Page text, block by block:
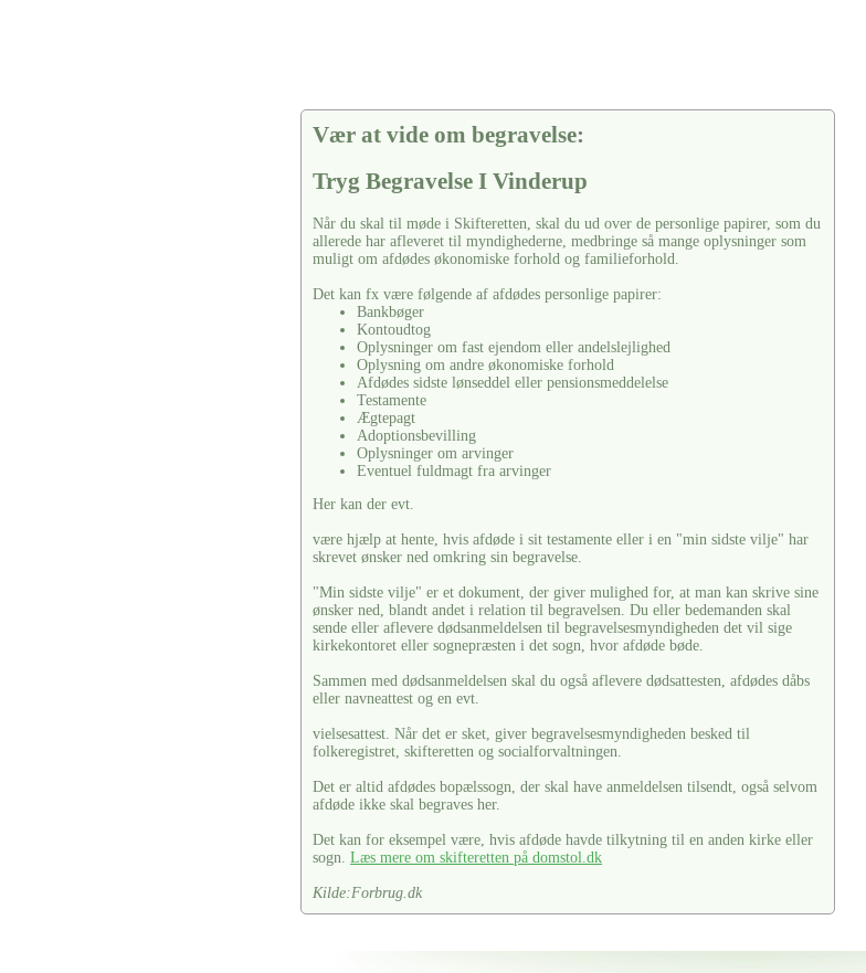
Vær at vide om begravelse:
Tryg Begravelse I Vinderup
Når du skal til møde i Skifteretten, skal du ud over de personlige papirer, som du
allerede har afleveret til myndighederne, medbringe så mange oplysninger som
muligt om afdødes økonomiske forhold og familieforhold.
Det kan fx være følgende af afdødes personlige papirer:
Bankbøger
Kontoudtog
Oplysninger om fast ejendom eller andelslejlighed
Oplysning om andre økonomiske forhold
Afdødes sidste lønseddel eller pensionsmeddelelse
Testamente
Ægtepagt
Adoptionsbevilling
Oplysninger om arvinger
Eventuel fuldmagt fra arvinger
Her kan der evt.
være hjælp at hente, hvis afdøde i sit testamente eller i en "min sidste vilje" har
skrevet ønsker ned omkring sin begravelse.
"Min sidste vilje" er et dokument, der giver mulighed for, at man kan skrive sine
ønsker ned, blandt andet i relation til begravelsen. Du eller bedemanden skal
sende eller aflevere dødsanmeldelsen til begravelsesmyndigheden det vil sige
kirkekontoret eller sognepræsten i det sogn, hvor afdøde bøde.
Sammen med dødsanmeldelsen skal du også aflevere dødsattesten, afdødes dåbs
eller navneattest og en evt.
vielsesattest. Når det er sket, giver begravelsesmyndigheden besked til
folkeregistret, skifteretten og socialforvaltningen.
Det er altid afdødes bopælssogn, der skal have anmeldelsen tilsendt, også selvom
afdøde ikke skal begraves her.
Det kan for eksempel være, hvis afdøde havde tilkytning til en anden kirke eller
sogn. Læs mere om skifteretten på domstol.dk
Kilde:Forbrug.dk